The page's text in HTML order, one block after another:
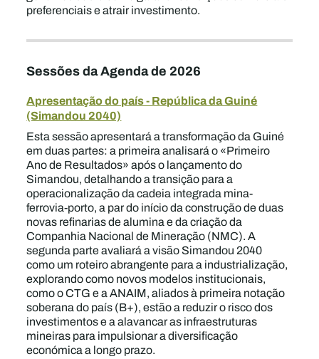
preferenciais e atrair investimento.
Sessões da Agenda de 2026
Apresentação do país - República da Guiné
(Simandou 2040)
Esta sessão apresentará a transformação da Guiné
em duas partes: a primeira analisará o «Primeiro
Ano de Resultados» após o lançamento do
Simandou, detalhando a transição para a
operacionalização da cadeia integrada mina-
ferrovia-porto, a par do início da construção de duas
novas refinarias de alumina e da criação da
Companhia Nacional de Mineração (NMC). A
segunda parte avaliará a visão Simandou 2040
como um roteiro abrangente para a industrialização,
explorando como novos modelos institucionais,
como o CTG e a ANAIM, aliados à primeira notação
soberana do país (B+), estão a reduzir o risco dos
investimentos e a alavancar as infraestruturas
mineiras para impulsionar a diversificação
económica a longo prazo.